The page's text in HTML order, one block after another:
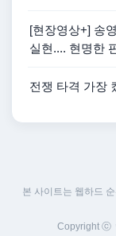
[현장영상+] 송
실현.... 현명한
전쟁 타격 가장
본 사이트는 웹하드
Copyright ⓒ